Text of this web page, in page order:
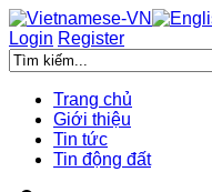
Login Register
Trang chủ
Giới thiệu
Tin tức
Tin động đất